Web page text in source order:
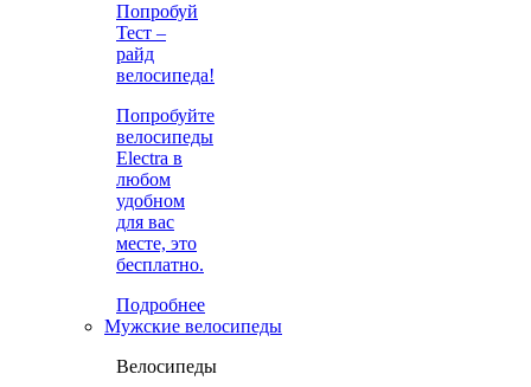
Попробуй
Тест –
райд
велосипеда!
Попробуйте
велосипеды
Electra в
любом
удобном
для вас
месте, это
бесплатно.
Подробнее
Мужские велосипеды
Велосипеды